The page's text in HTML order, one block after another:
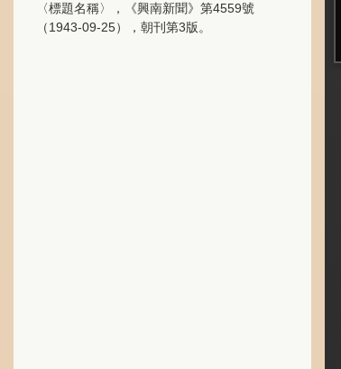
〈標題名稱〉，《興南新聞》第4559號
（1943-09-25），朝刊第3版。